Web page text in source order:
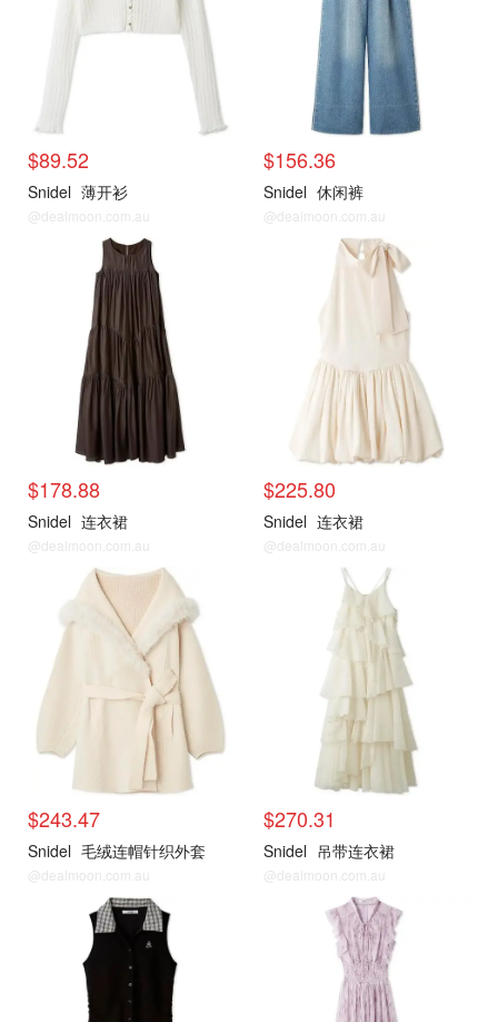
$89.52
Snidel 薄开衫
@dealmoon.com.au
$156.36
Snidel 休闲裤
@dealmoon.com.au
$178.88
Snidel 连衣裙
@dealmoon.com.au
$225.80
Snidel 连衣裙
@dealmoon.com.au
$243.47
Snidel 毛绒连帽针织外套
@dealmoon.com.au
$270.31
Snidel 吊带连衣裙
@dealmoon.com.au